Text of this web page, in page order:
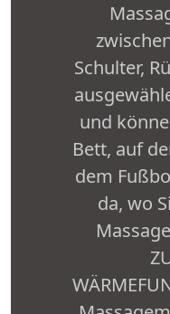
Schulter,
und
Bett, auf
dem
da, wo